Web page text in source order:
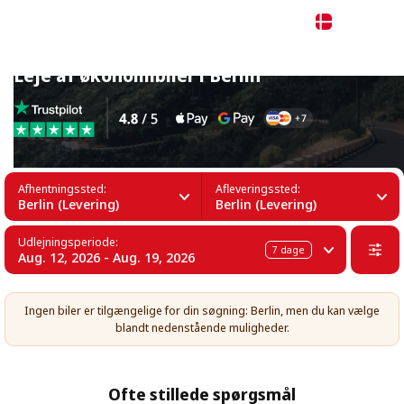
Leje af økonomibiler i Berlin
Afhentningssted:
Berlin (Levering)
Afleveringssted:
Berlin (Levering)
Udlejningsperiode:
Aug. 12, 2026 - Aug. 19, 2026 7 dage
Ingen biler er tilgængelige for din søgning: Berlin, men du kan vælge
blandt nedenstående muligheder.
Ofte stillede spørgsmål